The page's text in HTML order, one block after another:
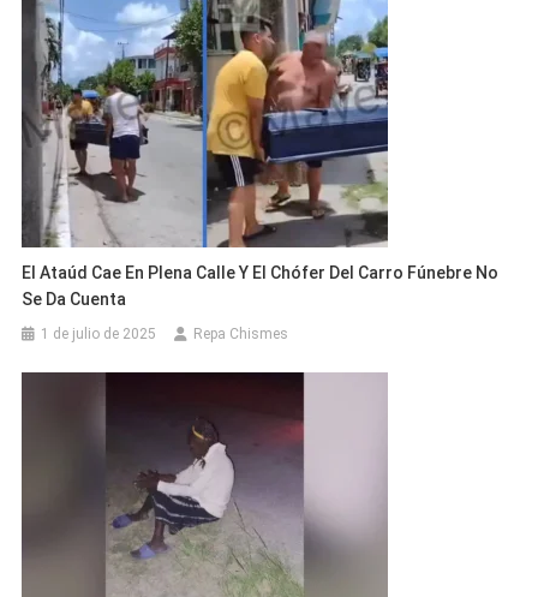
El Ataúd Cae En Plena Calle Y El Chófer Del Carro Fúnebre No
Se Da Cuenta
1 de julio de 2025 Repa Chismes